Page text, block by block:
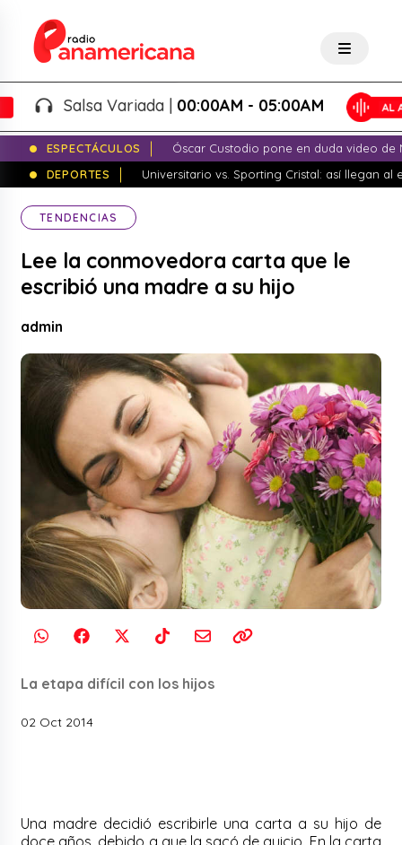
Salsa Variada |00:00AM - 05:00AM
ESPECTÁCULOS
Óscar Custodio pone en duda video de
DEPORTES
Universitario vs. Sporting Cristal: así llegan al
TENDENCIAS
Lee la conmovedora carta que le
escribió una madre a su hijo
admin
La etapa difícil con los hijos
02 Oct 2014
Una madre decidió escribirle una carta a su hijo de
doce años, debido a que la sacó de quicio. En la carta